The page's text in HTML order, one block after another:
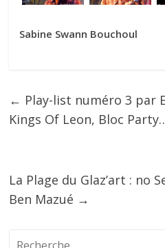
Sabine Swann Bouchoul
← Play-list numéro 3 par
Kings Of Leon, Bloc
La Plage du Glaz’art : no
Ben Mazué →